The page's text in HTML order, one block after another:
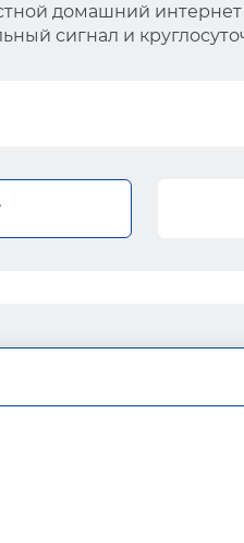
домашний
сигнал и